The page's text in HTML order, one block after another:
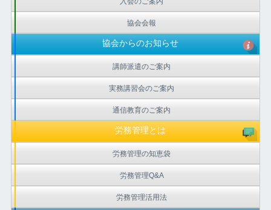
協会会報
協会からのお知らせ
講師派遣のご案内
実務講習会のご案内
通信教育のご案内
労務管理とは
労務管理の知恵袋
労務管理Q&A
労務管理活用法